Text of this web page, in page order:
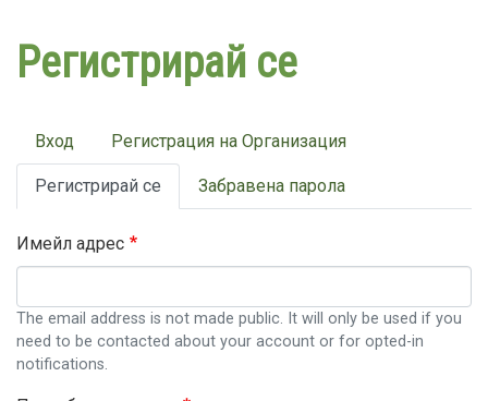
основното
Регистрирай се
Primary
tabs
Вход Регистрация на Организация
Регистрирай се Забравена парола
Имейл адрес
The email address is not made public. It will only be used if you
need to be contacted about your account or for opted-in
notifications.